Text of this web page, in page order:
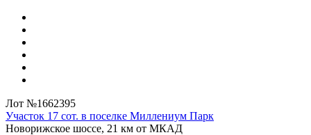
Лот №1662395
Участок 17 сот. в поселке Миллениум Парк
Новорижское шоссе, 21 км от МКАД